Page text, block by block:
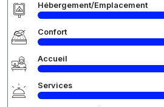
Hébergement/Emplacement
Confort
Accueil
Services